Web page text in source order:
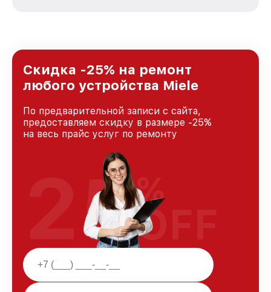
и лояльности наших клиентов.
Скидка -25% на ремонт
любого устройства Miele
По предварительной записи с сайта,
предоставляем скидку в размере -25%
на весь прайс услуг по ремонту
25%
OFF